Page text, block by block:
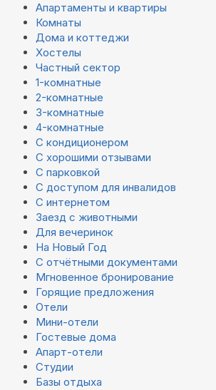
Апартаменты и квартиры
Комнаты
Дома и коттеджи
Хостелы
Частный сектор
1-комнатные
2-комнатные
3-комнатные
4-комнатные
С кондиционером
С хорошими отзывами
С парковкой
С доступом для инвалидов
С интернетом
Заезд с животными
Для вечеринок
На Новый Год
С отчётными документами
Мгновенное бронирование
Горящие предложения
Отели
Мини-отели
Гостевые дома
Апарт-отели
Студии
Базы отдыха